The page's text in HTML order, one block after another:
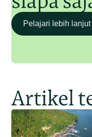
Pelajari lebih lanjut
Artikel